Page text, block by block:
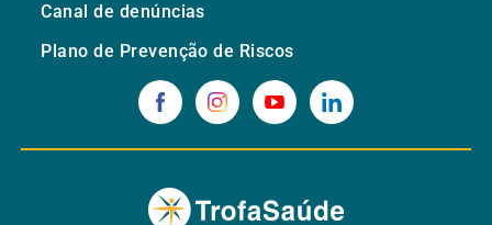
Canal de denúncias
Plano de Prevenção de Riscos